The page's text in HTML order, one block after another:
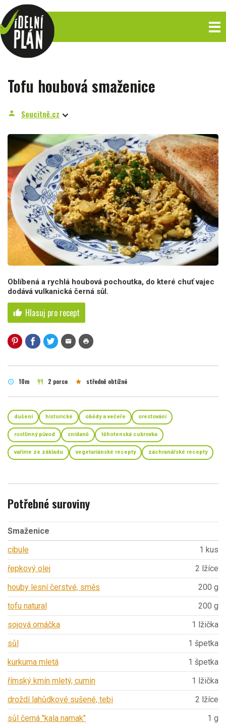
Tofu houbová smaženice
person Soucitně.cz
Oblíbená a rychlá houbová pochoutka, do které chuť vajec
dodává vulkanická černá sůl.
thumb_up Hlasuj pro recept
mail print
schedule 10m restaurant 2 porce star středně obtížné
dušení historické obědy a večeře orestování
rostlinný původ snídaně těhotenská cukrovka
vaříme ze základu vegetariánské recepty záchranářské recepty
Potřebné suroviny
Smaženice
cibule
1 kus
řepkový olej
2 lžíce
houby lesní čerstvé, směs
200 g
tofu natural
200 g
sojová omáčka
1 lžička
sůl
1 špetka
kurkuma mletá
1 špetka
římský kmín mletý, cumin
1 lžička
droždí lahůdkové sušené, tebi
2 lžíce
sůl černá "kala namak"
1 g